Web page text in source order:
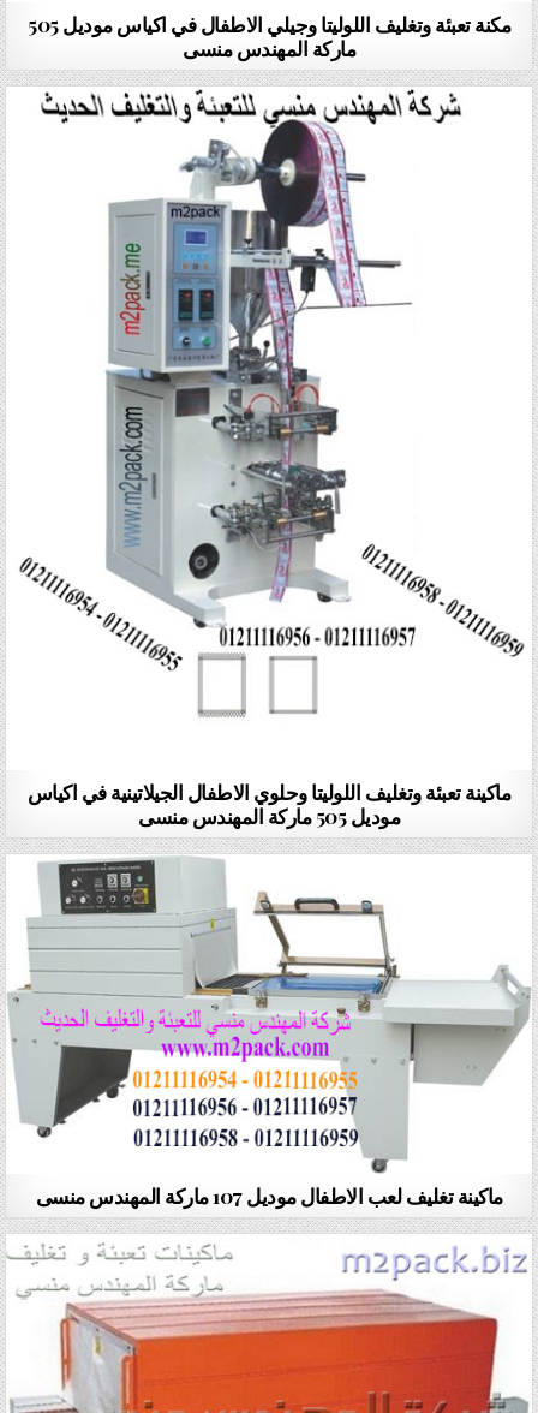
مكنة تعبئة وتغليف اللوليتا وجيلي الاطفال في اكياس موديل 505
ماركة المهندس منسى
ماكينة تعبئة وتغليف اللوليتا وحلوي الاطفال الجيلاتينية في اكياس
موديل 505 ماركة المهندس منسى
ماكينة تغليف لعب الاطفال موديل 107 ماركة المهندس منسى